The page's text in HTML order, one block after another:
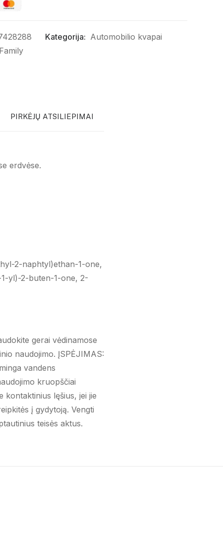
Kategorija: Automobilio kvapai
PIRKĖJŲ ATSILIEPIMAI
erdvėse.
2-naphtyl)ethan-1-one,
yl)-2-buten-1-one, 2-
gerai vėdinamose
naudojimo. ĮSPĖJIMAS:
vandens
kruopščiai
kontaktinius lęšius, jei jie
į gydytoją. Vengti
teisės aktus.